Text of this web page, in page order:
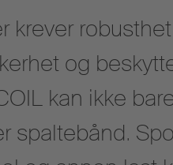
krever
og
kan ikke
spaltebånd.